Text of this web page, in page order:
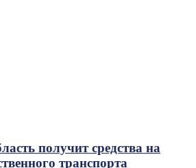
получит средства на
транспорта